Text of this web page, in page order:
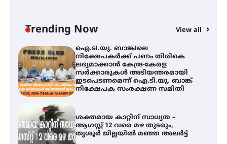
Trending Now View all
ഐ.ടി.യു. ബാങ്കിലെ
നിക്ഷേപകർക്ക് പണം തിരികെ
ലഭ്യമാക്കാൻ കേന്ദ്ര-കേരള
സർക്കാരുകൾ അടിയന്തരമായി
ഇടപെടണമെന്ന് ഐ.ടി.യു. ബാങ്ക്
നിക്ഷേപക സംരക്ഷണ സമിതി
ശക്തമായ കാറ്റിന് സാധ്യത –
ആഗസ്റ്റ് 12 വരെ മഴ തുടരും,
തൃശൂർ ജില്ലയിൽ മഞ്ഞ അലർട്ട്